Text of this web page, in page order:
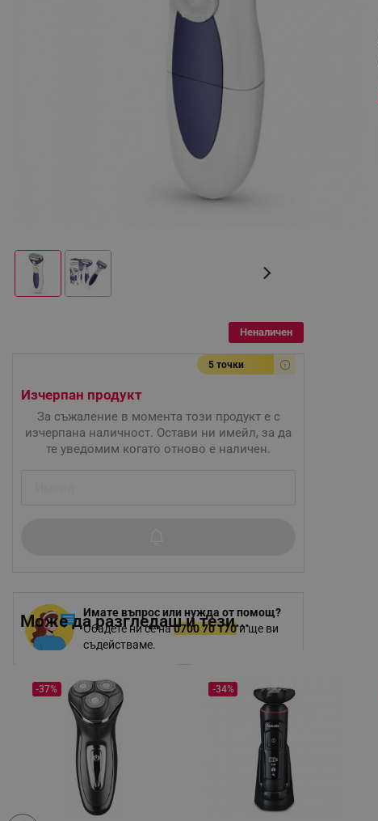
Неналичен
5 точки
Имате въпрос или нужда от помощ?
Обадете ни се на0700 70 170и ще ви
съдействаме.
Изчерпан продукт
За съжаление в момента този продукт е с
изчерпана наличност. Остави ни имейл, за да
те уведомим когато отново е наличен.
Може да разгледаш и тези...
-37% -34%